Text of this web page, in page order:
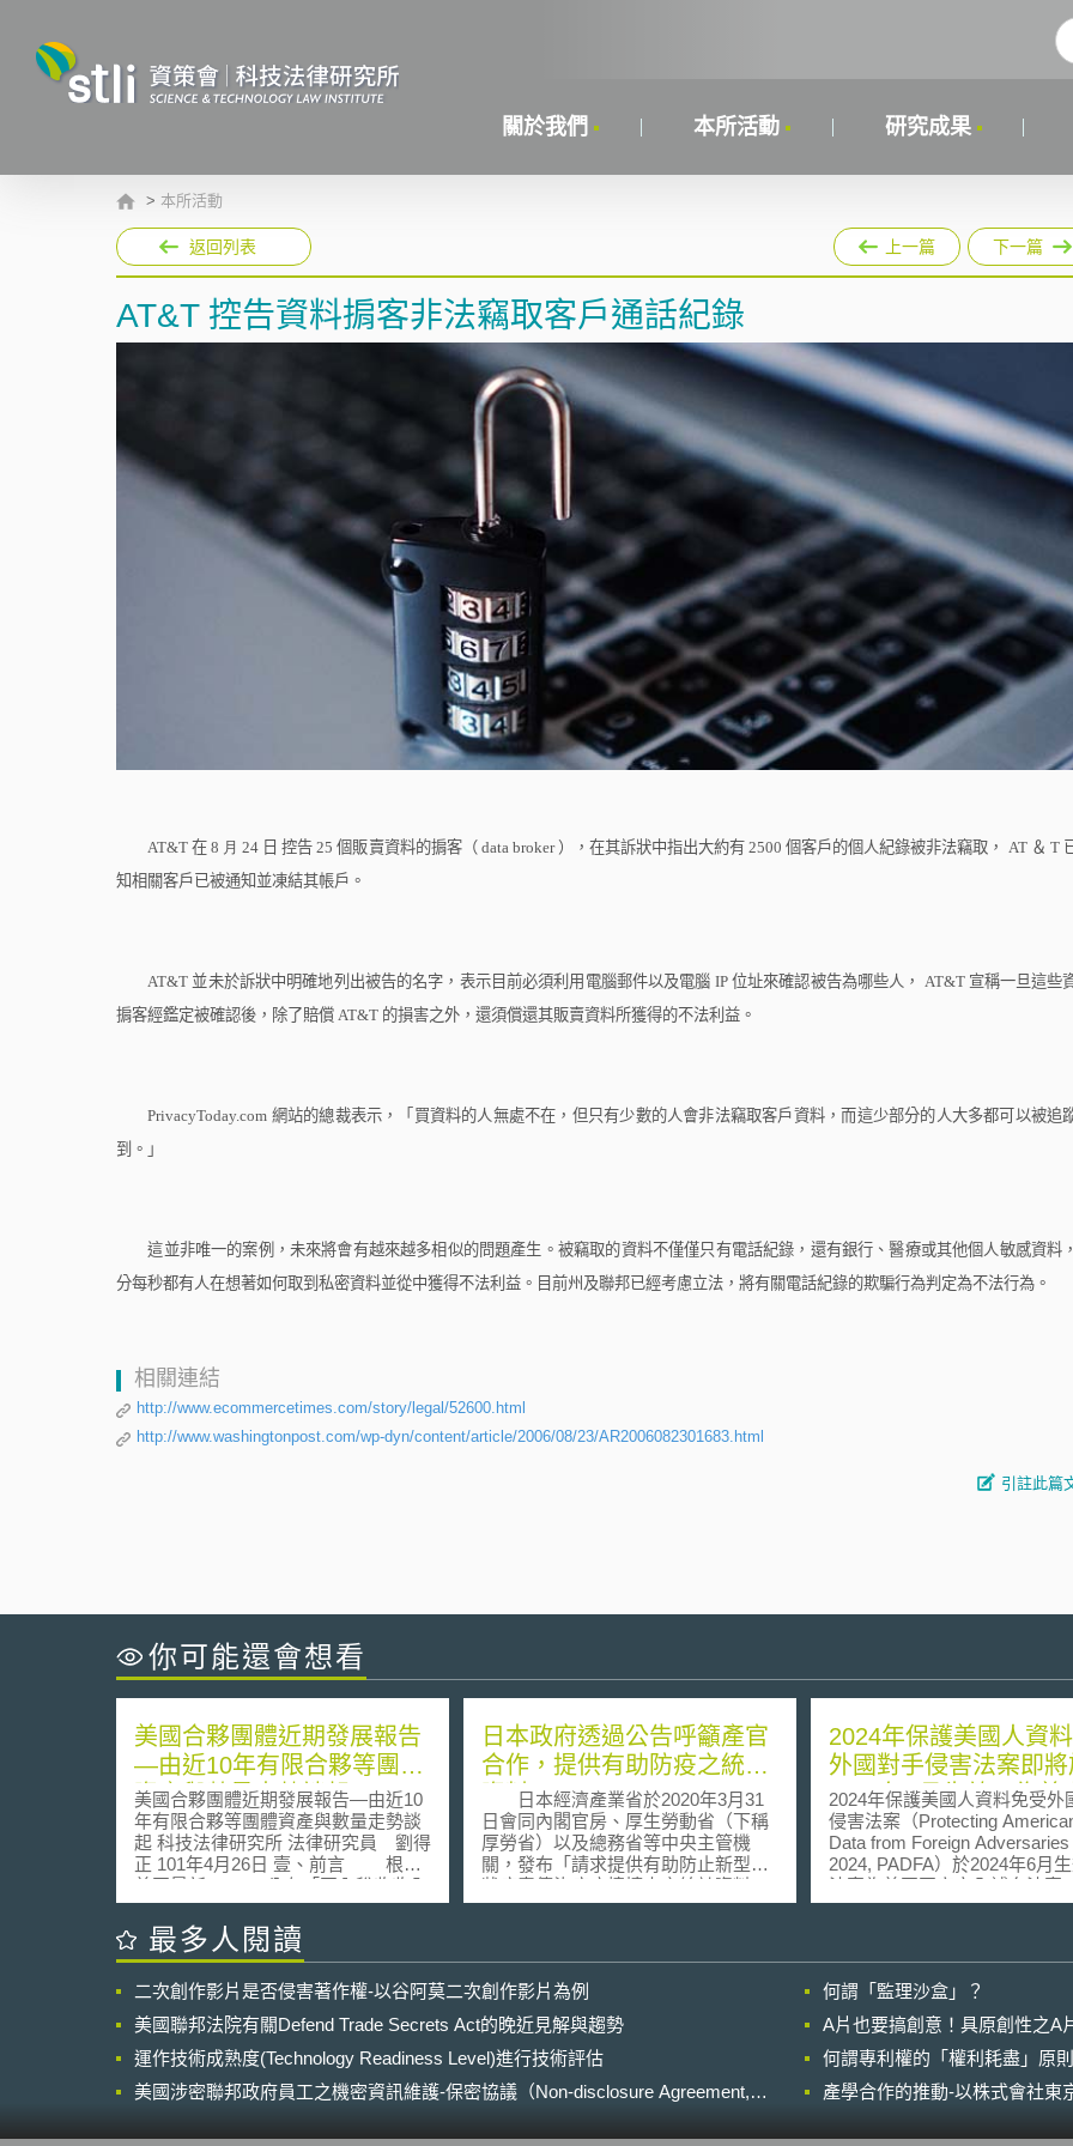
關於我們 本所活動 研究成果
> 本所活動
返回列表 上一篇 下一篇
AT&T 控告資料掮客非法竊取客戶通話紀錄
AT&T在 8 月 24 日 控告 25個販賣資料的掮客（ data broker ），在其訴狀中指出大約有 2500個客戶的個人紀錄被非法竊取， AT ＆ T
知相關客戶已被通知並凍結其帳戶。
AT&T 並未於訴狀中明確地列出被告的名字，表示目前必須利用電腦郵件以及電腦 IP 位址來確認被告為哪些人， AT&T 宣稱一旦這些
掮客經鑑定被確認後，除了賠償 AT&T 的損害之外，還須償還其販賣資料所獲得的不法利益。
PrivacyToday.com 網站的總裁表示，「買資料的人無處不在，但只有少數的人會非法竊取客戶資料，而這少部分的人大多都可以被追
到。」
這並非唯一的案例，未來將會有越來越多相似的問題產生。被竊取的資料不僅僅只有電話紀錄，還有銀行、醫療或其他個人敏感資料
分每秒都有人在想著如何取到私密資料並從中獲得不法利益。目前州及聯邦已經考慮立法，將有關電話紀錄的欺騙行為判定為不法行為。
相關連結
http://www.ecommercetimes.com/story/legal/52600.html
http://www.washingtonpost.com/wp-dyn/content/article/2006/08/23/AR2006082301683.html
引註此篇
你可能還會想看
美國合夥團體近期發展報告
—由近10年有限合夥等團體
資產與數量走勢談起
美國合夥團體近期發展報告—由近10
年有限合夥等團體資產與數量走勢談
起 科技法律研究所 法律研究員 劉得
正 101年4月26日 壹、前言 根據
美國最新 (2011) 公布「國內稅收收入
統計報告書」 (Internal Revenue
Service Statistics of Income Bulletin
Fall 2011 Washington, D.C. )[1]顯示，
（Limited Partnership，LP）等合夥
團體在數量與資產分佈上，有重大改
變，簡要分析說明如下。 貳、美國有
限合夥發展現況 一、各類合夥團體[2]
總體數量呈現穩定成長 查美國國
稅局最新 (2011) 發表之統計資料發
日本政府透過公告呼籲產官
合作，提供有助防疫之統計
資料
日本經濟產業省於2020年3月31
日會同內閣官房、厚生勞動省（下稱
厚勞省）以及總務省等中央主管機
關，發布「請求提供有助防止新型冠
狀病毒傳染病疫情擴大之統計資料
（新型コロナウイルス感染症の感染
者，提供有助於形成防疫措施的相關
統計資料，如平台或電信服務使用者
的移動軌跡或服務使用紀錄。本公告
之目的，係使政府取得相關資料，掌
握各地區的人員流動、群聚感染徵兆
及其風險，對外提供精確資訊，進而
2024年保護美國人資
外國對手侵害法案即將
2024年6月生效，為美
料傳輸增加限制
2024年保護美國人資料免受外
侵害法案（Protecting
Data from Foreign
2024, PADFA）於2024年6月
法案為美國國家安全補充法案
815, the National Security
PADFA，而PADFA將於簽署日
發生效力。 PADFA禁止資料經紀人將
美國人民的敏感個資（
identifiable sensitive data）傳輸
定的外國對手國家，以及由這
控制的實體，如公司等。 PADFA所指
最多人閱讀
二次創作影片是否侵害著作權-以谷阿莫二次創作影片為例
何謂「監理沙盒」？
美國聯邦法院有關Defend Trade Secrets Act的晚近見解與趨勢
A片也要搞創意！具原創性之A
運作技術成熟度(Technology Readiness Level)進行技術評估
何謂專利權的「權利耗盡」原
美國涉密聯邦政府員工之機密資訊維護-保密協議（Non-disclosure Agreement,
產學合作的推動-以株式會社東